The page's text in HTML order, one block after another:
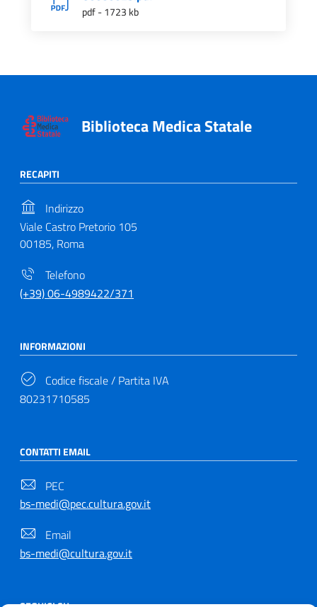
pdf - 1723 kb
Biblioteca Medica Statale
RECAPITI
Indirizzo
Viale Castro Pretorio 105
00185, Roma
Telefono
(+39) 06-4989422/371
INFORMAZIONI
Codice fiscale / Partita IVA
80231710585
CONTATTI EMAIL
PEC
bs-medi@pec.cultura.gov.it
Email
bs-medi@cultura.gov.it